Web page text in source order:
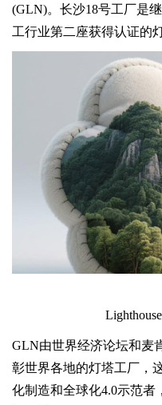
(GLN)。长沙18号工厂是
工行业第二座获得认证的
GLN由世界经济论坛和麦
彰世界各地的灯塔工厂，
化制造和全球化4.0示范